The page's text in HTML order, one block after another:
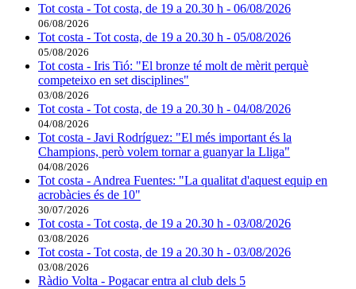
Tot costa - Tot costa, de 19 a 20.30 h - 06/08/2026
06/08/2026
Tot costa - Tot costa, de 19 a 20.30 h - 05/08/2026
05/08/2026
Tot costa - Iris Tió: "El bronze té molt de mèrit perquè
competeixo en set disciplines"
03/08/2026
Tot costa - Tot costa, de 19 a 20.30 h - 04/08/2026
04/08/2026
Tot costa - Javi Rodríguez: "El més important és la
Champions, però volem tornar a guanyar la Lliga"
04/08/2026
Tot costa - Andrea Fuentes: "La qualitat d'aquest equip en
acrobàcies és de 10"
30/07/2026
Tot costa - Tot costa, de 19 a 20.30 h - 03/08/2026
03/08/2026
Tot costa - Tot costa, de 19 a 20.30 h - 03/08/2026
03/08/2026
Ràdio Volta - Pogacar entra al club dels 5